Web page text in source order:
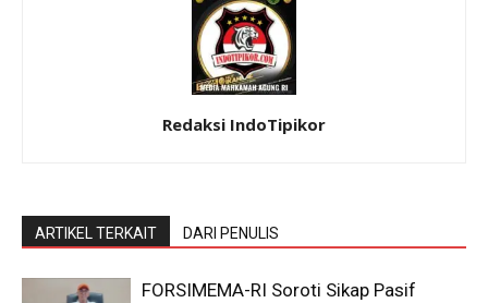
Redaksi IndoTipikor
ARTIKEL TERKAIT DARI PENULIS
​FORSIMEMA-RI Soroti Sikap Pasif